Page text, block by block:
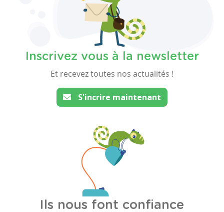
Inscrivez vous à la newsletter
Et recevez toutes nos actualités !
S'incrire maintenant
Ils nous font confiance